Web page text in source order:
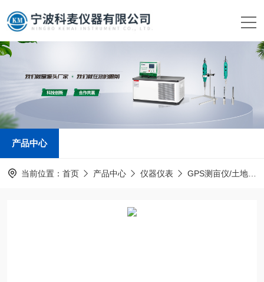
产品中心
当前位置： 首页 产品中心 仪器仪表 GPS测亩仪/土地面积测量仪